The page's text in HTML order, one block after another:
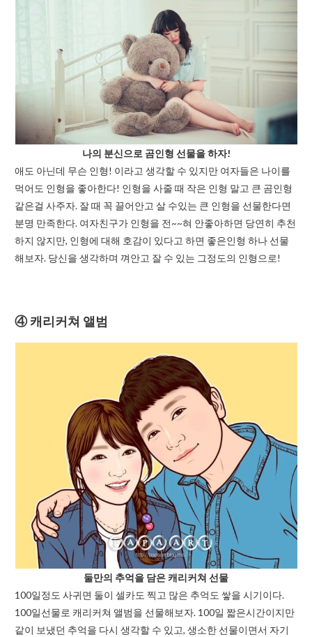
나의 분신으로 곰인형 선물을 하자!
애도 아닌데 무슨 인형! 이라고 생각할 수 있지만 여자들은 나이를
먹어도 인형을 좋아한다! 인형을 사줄 때 작은 인형 말고 큰 곰인형
같은걸 사주자. 잘 때 꼭 끌어안고 살 수있는 큰 인형을 선물한다면
분명 만족한다. 여자친구가 인형을 전~~혀 안좋아하면 당연히 추천
하지 않지만, 인형에 대해 호감이 있다고 하면 좋은인형 하나 선물
해보자. 당신을 생각하며 껴안고 잘 수 있는 그정도의 인형으로!
④ 캐리커쳐 앨범
둘만의 추억을 담은 캐리커쳐 선물
100일정도 사귀면 둘이 셀카도 찍고 많은 추억도 쌓을 시기이다.
100일선물로 캐리커쳐 앨범을 선물해보자. 100일 짧은시간이지만
같이 보냈던 추억을 다시 생각할 수 있고, 생소한 선물이면서 자기